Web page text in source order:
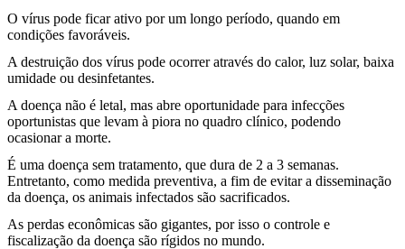
O vírus pode ficar ativo por um longo período, quando em
condições favoráveis.
A destruição dos vírus pode ocorrer através do calor, luz solar, baixa
umidade ou desinfetantes.
A doença não é letal, mas abre oportunidade para infecções
oportunistas que levam à piora no quadro clínico, podendo
ocasionar a morte.
É uma doença sem tratamento, que dura de 2 a 3 semanas.
Entretanto, como medida preventiva, a fim de evitar a disseminação
da doença, os animais infectados são sacrificados.
As perdas econômicas são gigantes, por isso o controle e
fiscalização da doença são rígidos no mundo.